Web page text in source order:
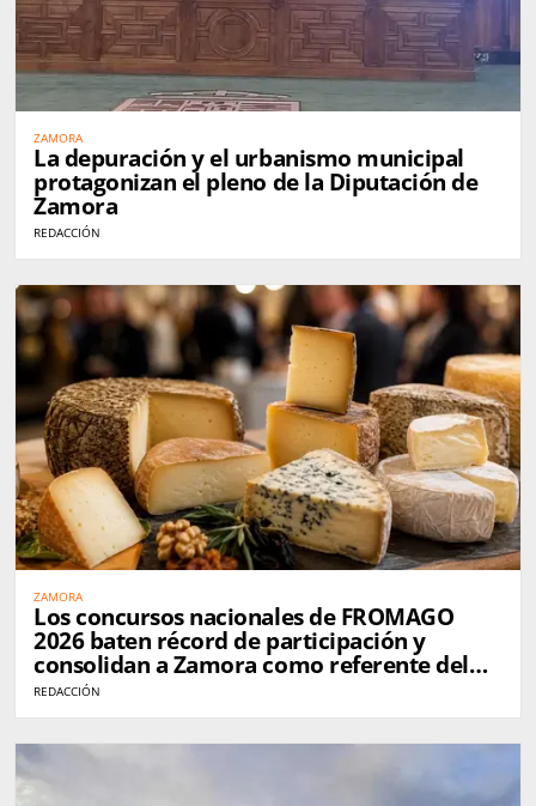
ZAMORA
La depuración y el urbanismo municipal
protagonizan el pleno de la Diputación de
Zamora
REDACCIÓN
ZAMORA
Los concursos nacionales de FROMAGO
2026 baten récord de participación y
consolidan a Zamora como referente del
queso en España
REDACCIÓN